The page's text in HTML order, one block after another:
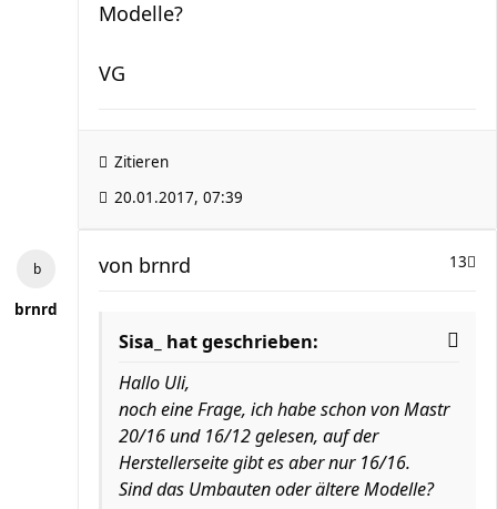
Modelle?
VG
Zitieren
20.01.2017, 07:39
brnrd
13
von brnrd
Sisa_ hat geschrieben:
Hallo Uli,
noch eine Frage, ich habe schon von Mastr
20/16 und 16/12 gelesen, auf der
Herstellerseite gibt es aber nur 16/16.
Sind das Umbauten oder ältere Modelle?